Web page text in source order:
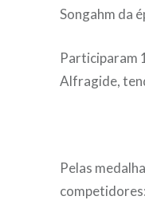
Songahm da
Participaram
Alfragide,
Pelas
competidores: